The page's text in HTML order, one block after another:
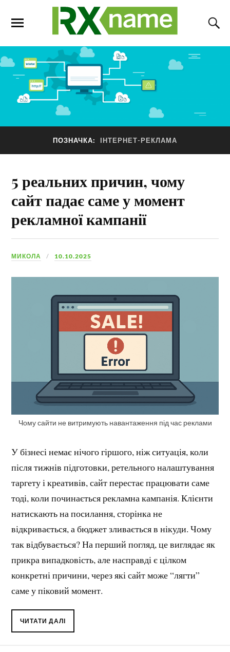
ПОЗНАЧКА: ІНТЕРНЕТ-РЕКЛАМА
5 реальних причин, чому
сайт падає саме у момент
рекламної кампанії
МИКОЛА 10.10.2025
Чому сайти не витримують навантаження під час реклами
У бізнесі немає нічого гіршого, ніж ситуація, коли
після тижнів підготовки, ретельного налаштування
таргету і креативів, сайт перестає працювати саме
тоді, коли починається рекламна кампанія. Клієнти
натискають на посилання, сторінка не
відкривається, а бюджет зливається в нікуди. Чому
так відбувається? На перший погляд, це виглядає як
прикра випадковість, але насправді є цілком
конкретні причини, через які сайт може “лягти”
саме у піковий момент.
ЧИТАТИ ДАЛІ